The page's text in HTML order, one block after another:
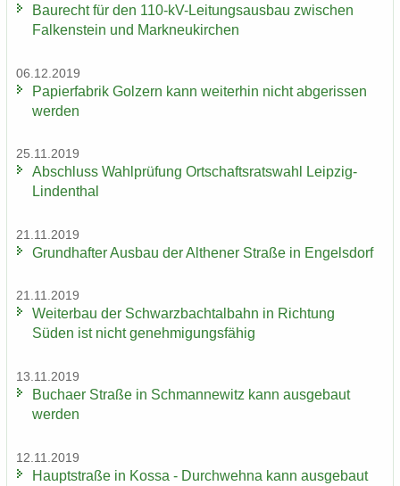
Bau­recht für den 110-​kV-Leitungsausbau zwi­schen
Fal­ken­stein und Mark­neu­kir­chen
06.12.2019
Pa­pier­fa­brik Golz­ern kann wei­ter­hin nicht ab­ge­ris­sen
wer­den
25.11.2019
Ab­schluss Wahl­prü­fung Ort­schafts­rats­wahl Leipzig-​
Lindenthal
21.11.2019
Grund­haf­ter Aus­bau der Alt­he­ner Stra­ße in En­gels­dorf
21.11.2019
Wei­ter­bau der Schwarz­bach­tal­bahn in Rich­tung
Süden ist nicht ge­neh­mi­gungs­fä­hig
13.11.2019
Bu­ch­a­er Stra­ße in Sch­man­ne­witz kann aus­ge­baut
wer­den
12.11.2019
Haupt­stra­ße in Kossa - Durch­weh­na kann aus­ge­baut